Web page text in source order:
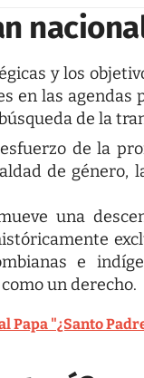
y los
en las
de la
de la
de género,
una
e
un derecho.
Papa "¿Santo